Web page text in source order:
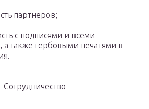
партнеров;
с подписями и всеми
а также гербовыми печатями в
Сотрудничество